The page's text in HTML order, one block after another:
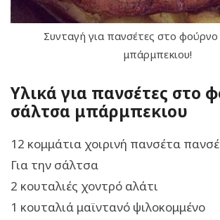
Συνταγή για πανσέτες στο
μπάρμπεκιου!
Υλικά για πανσέτες στο
σάλτσα μπάρμπεκιου
12 κομμάτια χοιρινή πανσέτα
Για την σάλτσα
2 κουταλιές χοντρό αλάτι
1 κουταλιά μαϊντανό ψιλοκομμένο